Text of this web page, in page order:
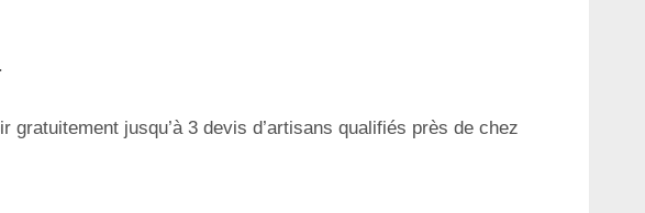
gratuitement jusqu’à 3 devis d’artisans qualifiés près de chez